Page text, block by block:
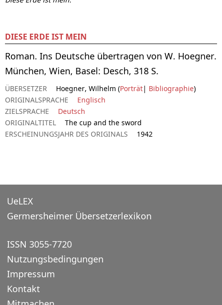
DIESE ERDE IST MEIN
Roman. Ins Deutsche übertragen von W. Hoegner.
München, Wien, Basel: Desch, 318 S.
ÜBERSETZER Hoegner, Wilhelm (Porträt| Bibliographie)
ORIGINALSPRACHE
Englisch
ZIELSPRACHE
Deutsch
ORIGINALTITEL
The cup and the sword
ERSCHEINUNGSJAHR DES ORIGINALS
1942
UeLEX
Germersheimer Übersetzerlexikon
ISSN 3055-7720
Nutzungsbedingungen
Impressum
Kontakt